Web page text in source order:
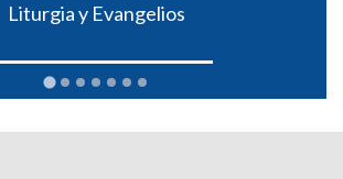
Liturgia y Evangelios